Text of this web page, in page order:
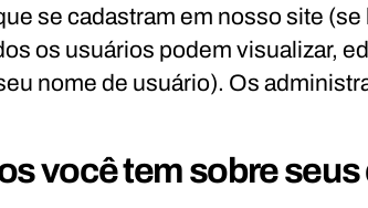
se cadastram em nosso site
os usuários podem visualizar,
nome de usuário). Os
você tem sobre seus